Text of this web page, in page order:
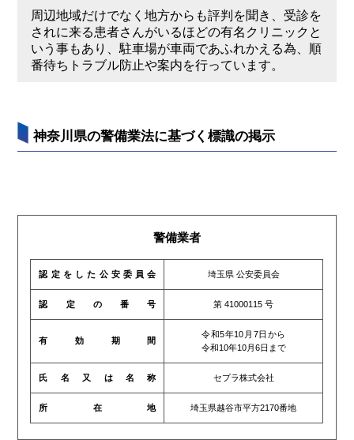
周辺地域だけでなく地方からも評判を聞き、受診を
されに来る患者さんがいるほどの有名クリニックと
いう事もあり、駐車場が車両であふれかえる為、順
番待ちトラブル防止や案内を行っています。
神奈川県の警備業法に基づく標識の掲示
警備業者
認定をした公安委員会 埼玉県 公安委員会
認定の番号 第 41000115 号
有効期間
令和5年10月7日から
令和10年10月6日まで
氏名又は名称 セプラ株式会社
所在地 埼玉県越谷市平方2170番地